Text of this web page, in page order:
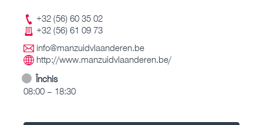
+32 (56) 60 35 02
+32 (56) 61 09 73
info@manzuidvlaanderen.be
http://www.manzuidvlaanderen.be/
Închis
08:00 – 18:30